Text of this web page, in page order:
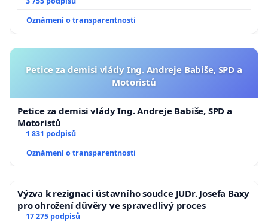
Oznámení o transparentnosti
Petice za demisi vlády Ing. Andreje Babiše, SPD a
Motoristů
Petice za demisi vlády Ing. Andreje Babiše, SPD a
Motoristů
1 831 podpisů
Oznámení o transparentnosti
Výzva k rezignaci ústavního soudce JUDr. Josefa Baxy
pro ohrožení důvěry ve spravedlivý proces
17 275 podpisů